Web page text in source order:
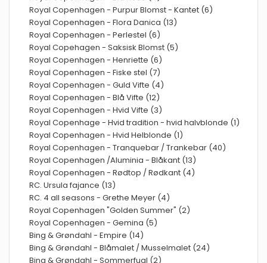
Royal Copenhagen - Purpur Blomst - Kantet (6)
Royal Copenhagen - Flora Danica (13)
Royal Copenhagen - Perlestel (6)
Royal Copehagen - Saksisk Blomst (5)
Royal Copenhagen - Henriette (6)
Royal Copenhagen - Fiske stel (7)
Royal Copenhagen - Guld Vifte (4)
Royal Copenhagen - Blå Vifte (12)
Royal Copenhagen - Hvid Vifte (3)
Royal Copenhage - Hvid tradition - hvid halvblonde (1)
Royal Copenhagen - Hvid Helblonde (1)
Royal Copenhagen - Tranquebar / Trankebar (40)
Royal Copenhagen /Aluminia - Blåkant (13)
Royal Copenhagen - Rødtop / Rødkant (4)
RC. Ursula fajance (13)
RC. 4 all seasons - Grethe Meyer (4)
Royal Copenhagen "Golden Summer" (2)
Royal Copenhagen - Gemina (5)
Bing & Grøndahl - Empire (14)
Bing & Grøndahl - Blåmalet / Musselmalet (24)
Bing & Grøndahl - Sommerfugl (2)